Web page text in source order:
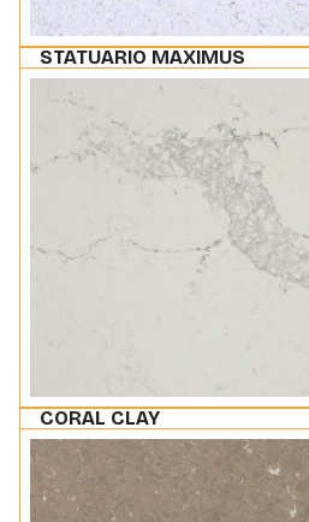
STATUARIO MAXIMUS
CORAL CLAY